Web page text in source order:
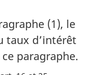
(1), le
taux d’intérêt
paragraphe.